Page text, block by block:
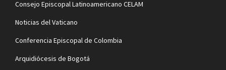
Consejo Episcopal Latinoamericano CELAM
Noticias del Vaticano
Conferencia Episcopal de Colombia
Arquidiócesis de Bogotá